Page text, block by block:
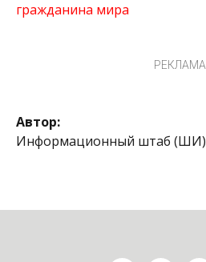
гражданина мира
РЕКЛАМА
Автор:
Информационный штаб (ШИ)